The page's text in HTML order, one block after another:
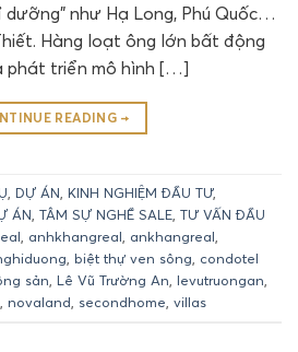
như Hạ Long, Phú Quốc…
Hàng loạt ông lớn bất động
phát triển mô hình […]
READING →
DỰ ÁN KINH NGHIỆM ĐẦU TƯ,
ÁN TÂM SỰ NGHỀ SALE TƯ VẤN ĐẦU
anhkhangreal ankhangreal
biệt thự ven sông condotel
sản Lê Vũ Trường An levutruongan
novaland secondhome villas